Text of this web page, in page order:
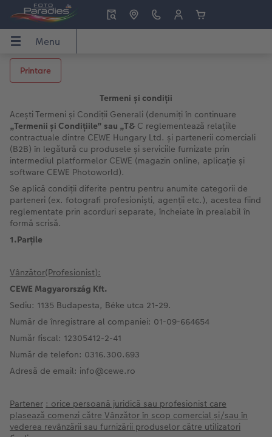
Menu
Menu
Prezentare generală
Formate
Teme fotocarte
Sfaturi, și idei pentru realizarea
Pas cu Pas editare fotocarte anuar
Exemplele clienților
Cum funcționează
CEWE FOTOCARTE Kids
CEWE FOTOCARTE Art Collection
Prezentare generală
Developare poze premium
Felicitări
Fotografie în ramă
Fotografii mari pe hârtie foto
Nature Prints
Dimensiunea imaginii
Poster Premium
Art Prints
Cutii cu fotografii
perete
Prezentare generală
Tablouri canvas personalizate
Postere premium
Poster premium în ramă
Poster cu hartă
Fotografie Aludibond
Galerie foto
Fotografie pe Forex
Panou de întâmpinare nuntă
Hexxas
Prezentare generală
Jocuri
Căni
Huse telefon
Foto magneți
Felicitări
Lumea animalelor de companie
Rechizite școlare și de birou
Cutii de cadou
Art Prints
Prezentare generală
Calendare de perete
Calendare de birou
Calendar cu planificator
Prezentare generală
Idei CEWE
Sfaturi pentru CEWE FOTOCARTE
Sfaturi de editare CEWE
Sfaturi fotografiere
Povești CEWE
Idei cadouri unice
Idei de cadouri pentru cei dragi
Interviuri
Nuntă
Printare
Termeni și condiții
Acești Termeni și Condiții Generali (denumiți în continuare
„Termenii și Condițiile” sau „T& C reglementează relațiile
contractuale dintre CEWE Hungary Ltd. și partenerii comerciali
(B2B) în legătură cu produsele și serviciile furnizate prin
intermediul platformelor CEWE (magazin online, aplicație și
software CEWE Photoworld).
Se aplică condiții diferite pentru pentru anumite categorii de
parteneri (ex. fotografi profesioniști, agenții etc.), acestea fiind
reglementate prin acorduri separate, încheiate în prealabil în
formă scrisă.
1.Parțile
Vânzător(Profesionist):
CEWE Magyarország Kft.
Sediu: 1135 Budapesta, Béke utca 21-29.
Număr de înregistrare al companiei: 01-09-664654
Număr fiscal: 12305412-2-41
Număr de telefon: 0316.300.693
Adresă de email: info@cewe.ro
Partener : orice persoană juridică sau profesionist care
plasează comenzi către Vânzător în scop comercial și/sau în
vederea revânzării sau furnizării produselor către utilizatori